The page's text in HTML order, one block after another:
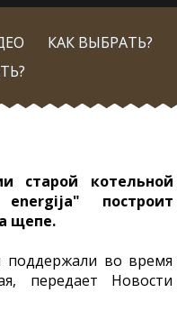
КАК ВЫБРАТЬ?
старой котельной
построит
щепе.
поддержали во время
передает Новости